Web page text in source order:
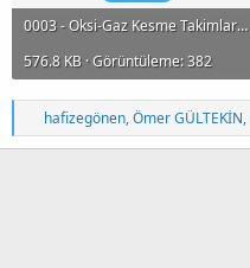
0003 - Oksi-Gaz Kesme Takimlarinda Gunluk Kontroller.pdf
576.8 KB · Görüntüleme: 382
T
e
p
hafizegönen,Ömer GÜLTEKİN,